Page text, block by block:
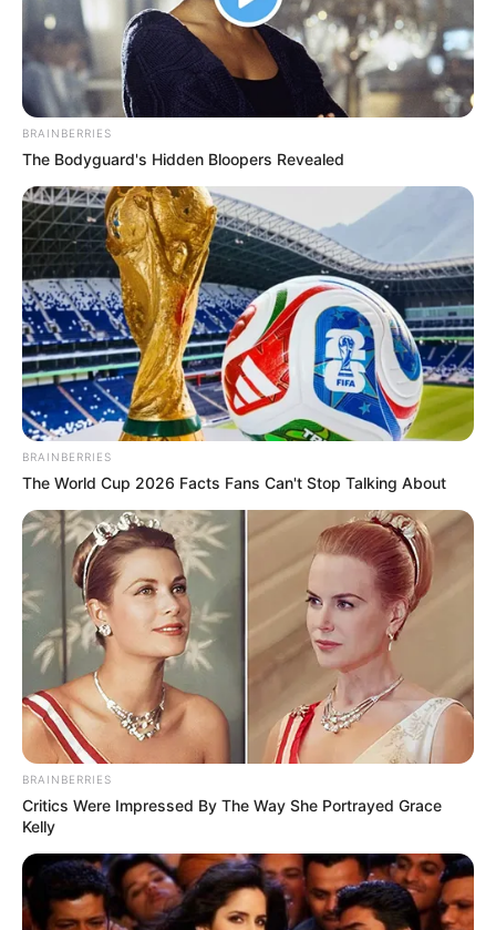
4. Zalak Desai turut membintangi Radha Krishna
sebagai Rukmini. Karakter yang diperankan aktris
kelahiran 1992 itu adalah istri pertama Krishna
sekaligus inkarnasi Dewi Lakshmi
(foto: instagram/zalakdesaiii)
BRAINBERRIES
The Bodyguard's Hidden Bloopers Revealed
BRAINBERRIES
The World Cup 2026 Facts Fans Can't Stop Talking About
BRAINBERRIES
Critics Were Impressed By The Way She Portrayed Grace
Kelly